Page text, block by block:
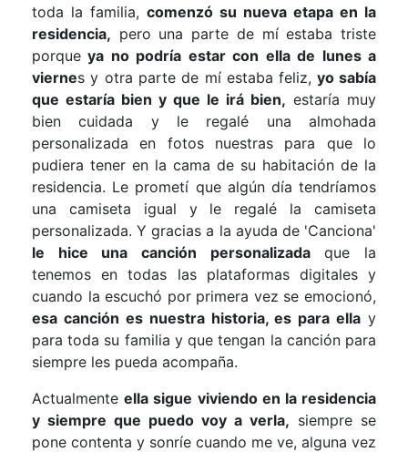
toda la familia, comenzó su nueva etapa en la
residencia, pero una parte de mí estaba triste
porque ya no podría estar con ella de lunes a
viernes y otra parte de mí estaba feliz, yo sabía
que estaría bien y que le irá bien, estaría muy
bien cuidada y le regalé una almohada
personalizada en fotos nuestras para que lo
pudiera tener en la cama de su habitación de la
residencia. Le prometí que algún día tendríamos
una camiseta igual y le regalé la camiseta
personalizada. Y gracias a la ayuda de 'Canciona'
le hice una canción personalizadaque la
tenemos en todas las plataformas digitales y
cuando la escuchó por primera vez se emocionó,
esa canción es nuestra historia, es para ella y
para toda su familia y que tengan la canción para
siempre les pueda acompaña.
Actualmenteella sigue viviendo en la residencia
y siempre que puedo voy a verla, siempre se
pone contenta y sonríe cuando me ve, alguna vez